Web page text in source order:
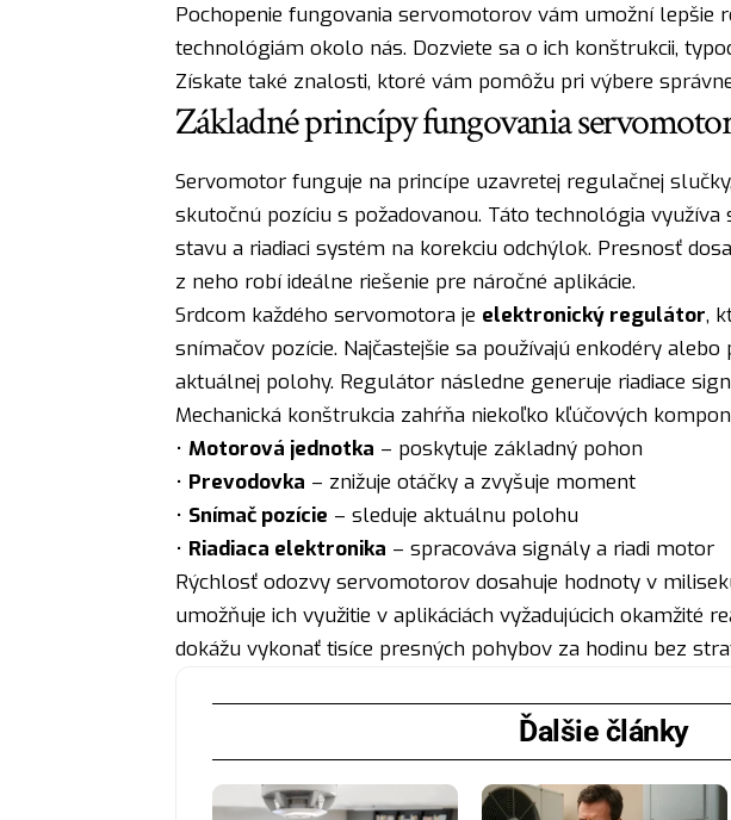
Pochopenie fungovania servomotorov vám umožní lepšie
technológiám okolo nás. Dozviete sa o ich konštrukcii,
Získate také znalosti, ktoré vám pomôžu pri výbere
Základné princípy fungovania
Servomotor funguje na princípe uzavretej regulačnej
skutočnú pozíciu s požadovanou. Táto technológia
stavu a riadiaci systém na korekciu odchýlok. Presnosť
z neho robí ideálne riešenie pre náročné aplikácie.
Srdcom každého servomotora je elektronický regulátor,
snímačov pozície. Najčastejšie sa používajú enkodéry
aktuálnej polohy. Regulátor následne generuje riadiace
Mechanická konštrukcia zahŕňa niekoľko kľúčových
• Motorová jednotka – poskytuje základný pohon
• Prevodovka – znižuje otáčky a zvyšuje moment
• Snímač pozície – sleduje aktuálnu polohu
• Riadiaca elektronika – spracováva signály a riadi motor
Rýchlosť odozvy servomotorov dosahuje hodnoty v
umožňuje ich využitie v aplikáciách vyžadujúcich okamžité
dokážu vykonať tisíce presných pohybov za hodinu bez
Ďalšie články